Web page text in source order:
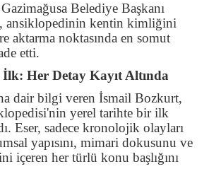
Gazimağusa Belediye Başkanı
ansiklopedinin kentin kimliğini
aktarma noktasında en somut
etti.
Her Detay Kayıt Altında
dair bilgi veren İsmail Bozkurt,
yerel tarihte bir ilk
Eser, sadece kronolojik olayları
yapısını, mimari dokusunu ve
içeren her türlü konu başlığını